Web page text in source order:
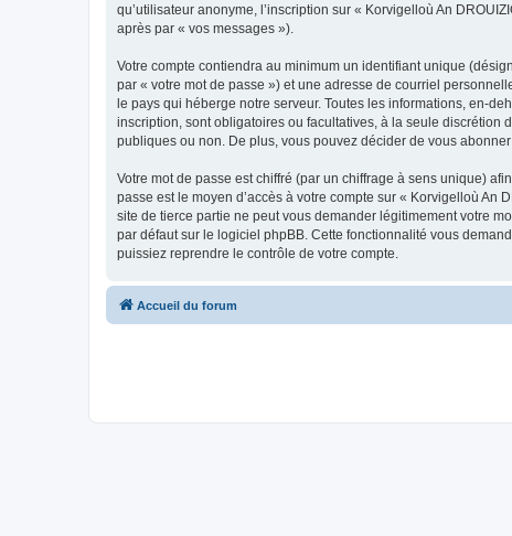
qu’utilisateur anonyme, l’inscription sur « Korvigelloù An
après par « vos messages »).
Votre compte contiendra au minimum un identifiant unique
par « votre mot de passe ») et une adresse de courriel
le pays qui héberge notre serveur. Toutes les informations, en-
inscription, sont obligatoires ou facultatives, à la seule discrétion
publiques ou non. De plus, vous pouvez décider de vous
Votre mot de passe est chiffré (par un chiffrage à sens unique)
passe est le moyen d’accès à votre compte sur « Korvigelloù An
site de tierce partie ne peut vous demander légitimement votre
par défaut sur le logiciel phpBB. Cette fonctionnalité vous
puissiez reprendre le contrôle de votre compte.
Accueil du forum